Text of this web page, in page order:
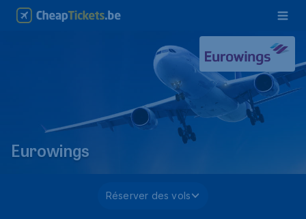
Eurowings
Réserver des vols